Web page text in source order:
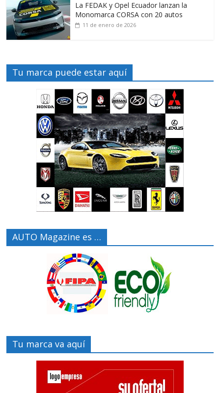
La FEDAK y Opel Ecuador lanzan la
Monomarca CORSA con 20 autos
11 de enero de 2026
Tu marca puede estar aquí
AUTO Magazine es …
Tu marca va aquí